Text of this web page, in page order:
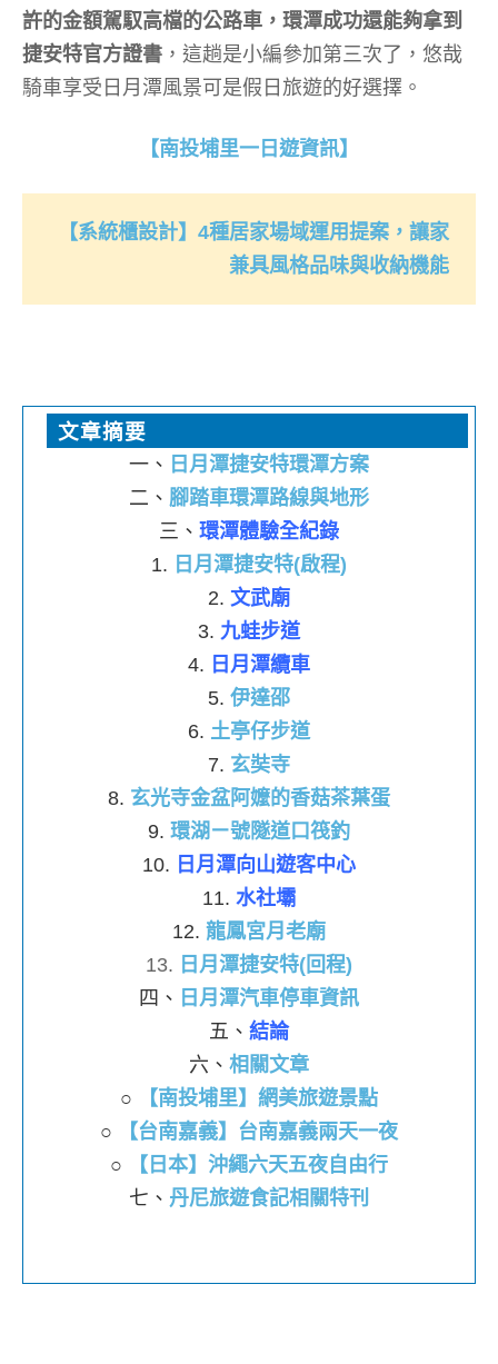
許的金額駕馭高檔的公路車，環潭成功還能夠拿到
捷安特官方證書 ，這趟是小編參加第三次了，悠哉
騎車享受日月潭風景可是假日旅遊的好選擇。
【南投埔里一日遊資訊】
【系統櫃設計】4種居家場域運用提案，讓家
兼具風格品味與收納機能
文章摘要
一、 日月潭捷安特環潭方案
二、 腳踏車環潭路線與地形
三、 環潭體驗全紀錄
1. 日月潭捷安特(啟程)
2. 文武廟
3. 九蛙步道
4. 日月潭纜車
5. 伊達邵
6. 土亭仔步道
7. 玄奘寺
8. 玄光寺金盆阿嬤的香菇茶葉蛋
9. 環湖ㄧ號隧道口筏釣
10. 日月潭向山遊客中心
11. 水社壩
12. 龍鳳宮月老廟
13. 日月潭捷安特(回程)
四、 日月潭汽車停車資訊
五、 結論
六、 相關文章
○
【南投埔里】網美旅遊景點
○
【台南嘉義】台南嘉義兩天一夜
○
【日本】沖繩六天五夜自由行
七、 丹尼旅遊食記相關特刊